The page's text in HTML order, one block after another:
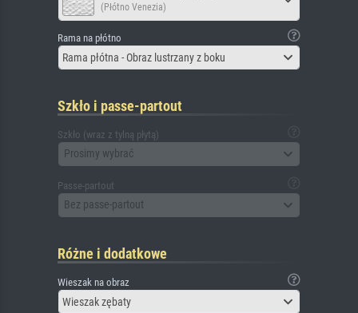
(Płótno Venezia)
Rama na płótno
Rama płótna - Obraz lustrzany z boku
Szkło i passe-partout
Szkło (wraz z tylną płytą)
Prosimy wybrać
Passe-partout
Bez passe-partout
Różne i dodatkowe
Wieszak na obraz
Wieszak zębaty